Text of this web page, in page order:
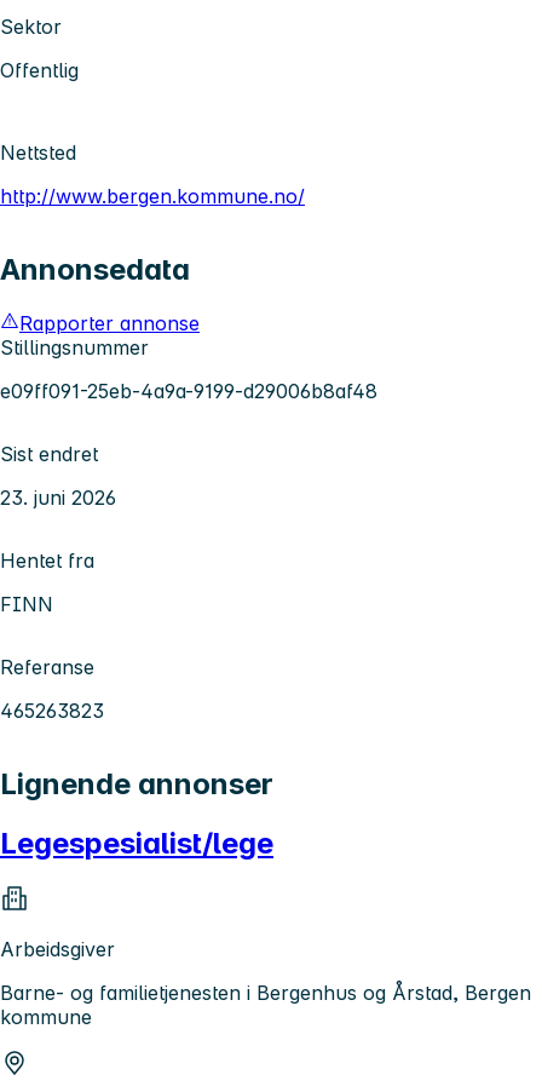
Sektor
Offentlig
Nettsted
http://www.bergen.kommune.no/
Annonsedata
Rapporter annonse
Stillingsnummer
e09ff091-25eb-4a9a-9199-d29006b8af48
Sist endret
23. juni 2026
Hentet fra
FINN
Referanse
465263823
Lignende annonser
Legespesialist/lege
Arbeidsgiver
Barne- og familietjenesten i Bergenhus og Årstad, Bergen
kommune